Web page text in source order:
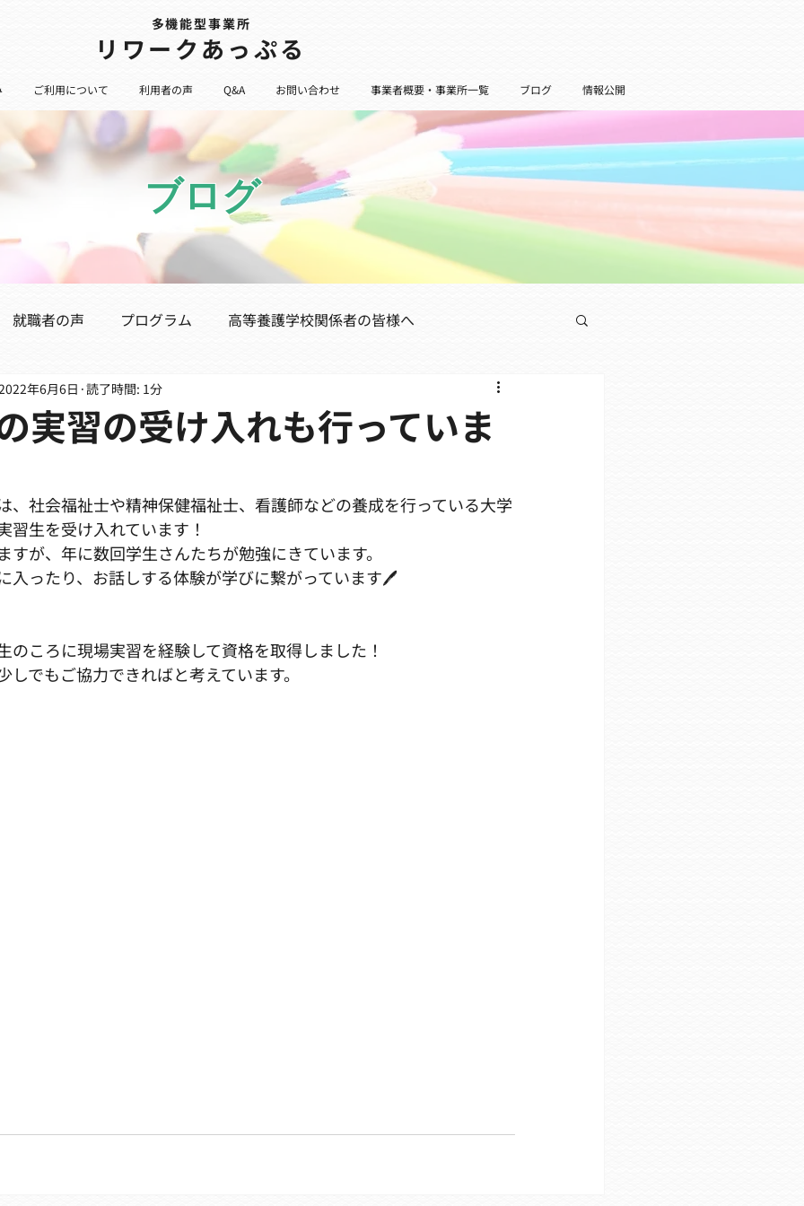
多機能型事業所
​リワークあっぷる
ご利用について 利用者の声 Q&A お問い合わせ 事業者概要・事業所一覧 ブログ 情報公開
ブログ
就職者の声 プログラム 高等養護学校関係者の皆様へ
実習の受け入れも行っていま
年6月6日 読了時間: 1分
、社会福祉士や精神保健福祉士、看護師などの養成を行っている大学
習生を受け入れています！
すが、年に数回学生さんたちが勉強にきています。
入ったり、お話しする体験が学びに繋がっています🖊
のころに現場実習を経験して資格を取得しました！
しでもご協力できればと考えています。